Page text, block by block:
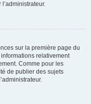
sur la première page du
relativement
Comme pour les
de publier des sujets